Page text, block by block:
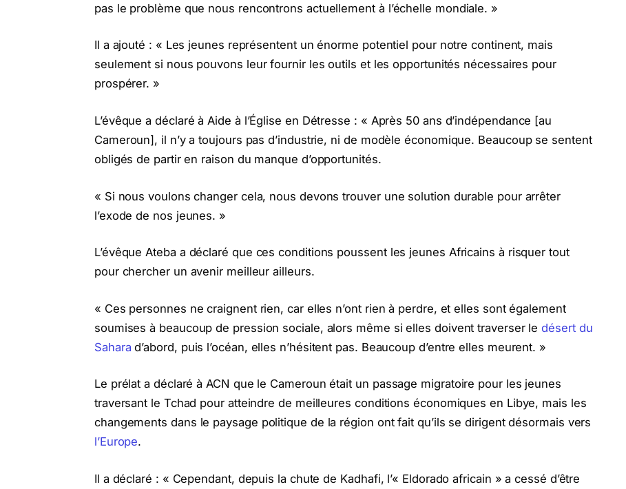
pas le problème que nous rencontrons actuellement à l’échelle mondiale. »
Il a ajouté : « Les jeunes représentent un énorme potentiel pour notre continent, mais
seulement si nous pouvons leur fournir les outils et les opportunités nécessaires pour
prospérer. »
L’évêque a déclaré à Aide à l’Église en Détresse : « Après 50 ans d’indépendance [au
Cameroun], il n’y a toujours pas d’industrie, ni de modèle économique. Beaucoup se sentent
obligés de partir en raison du manque d’opportunités.
« Si nous voulons changer cela, nous devons trouver une solution durable pour arrêter
l’exode de nos jeunes. »
L’évêque Ateba a déclaré que ces conditions poussent les jeunes Africains à risquer tout
pour chercher un avenir meilleur ailleurs.
« Ces personnes ne craignent rien, car elles n’ont rien à perdre, et elles sont également
soumises à beaucoup de pression sociale, alors même si elles doivent traverser ledésert du
Sahara d’abord, puis l’océan, elles n’hésitent pas. Beaucoup d’entre elles meurent. »
Le prélat a déclaré à ACN que le Cameroun était un passage migratoire pour les jeunes
traversant le Tchad pour atteindre de meilleures conditions économiques en Libye, mais les
changements dans le paysage politique de la région ont fait qu’ils se dirigent désormais vers
l’Europe.
Il a déclaré : « Cependant, depuis la chute de Kadhafi, l’« Eldorado africain » a cessé d’être